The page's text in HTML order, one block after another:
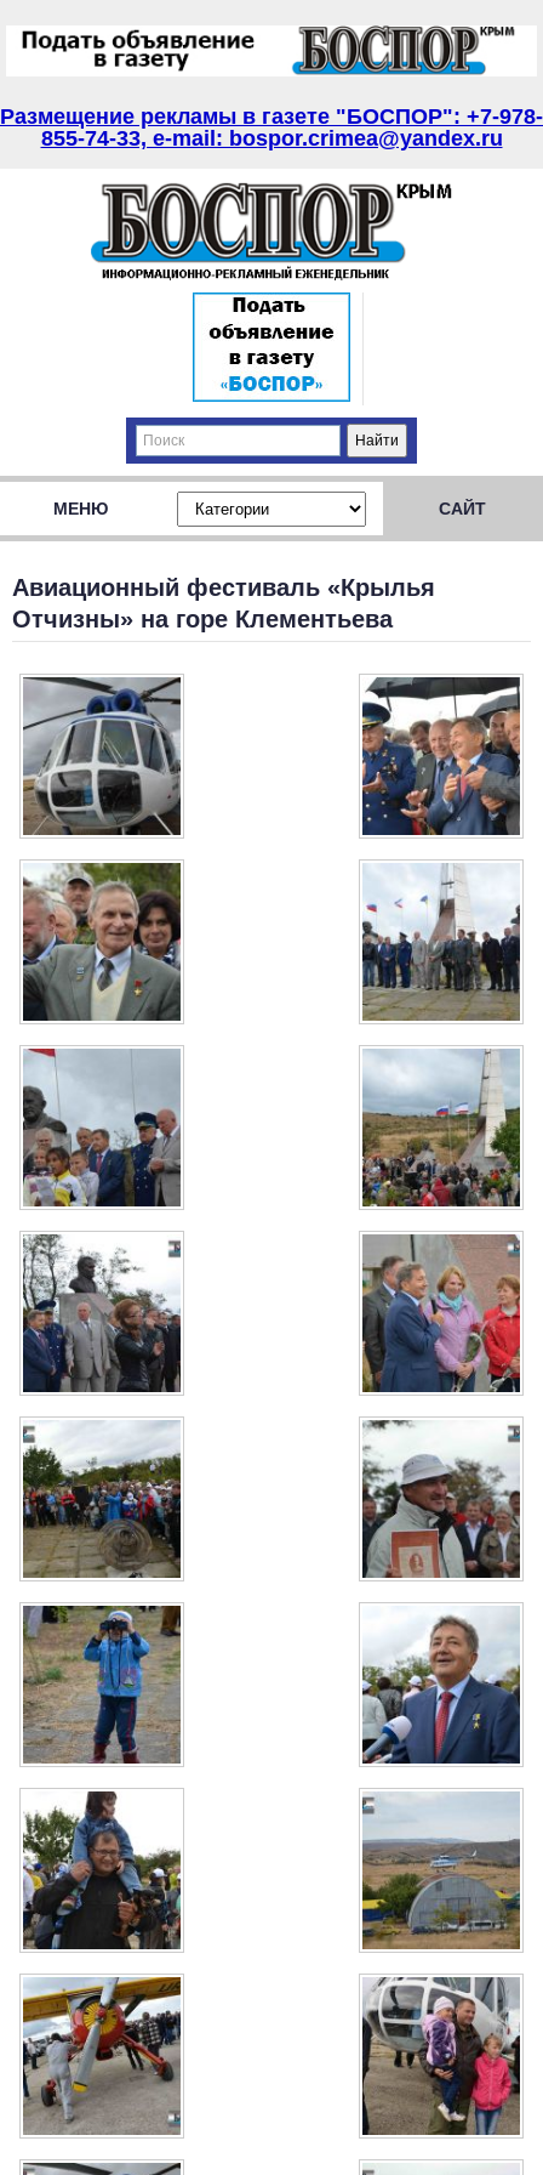
Размещение рекламы в газете "БОСПОР": +7-978-
855-74-33, e-mail: bospor.crimea@yandex.ru
МЕНЮ САЙТ
Авиационный фестиваль «Крылья
Отчизны» на горе Клементьева